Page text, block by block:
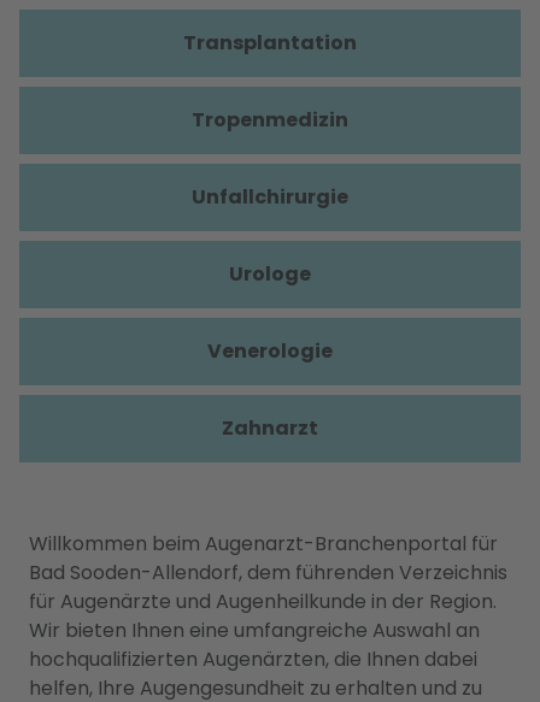
Willkommen beim Augenarzt-Branchenportal für
Bad Sooden-Allendorf, dem führenden Verzeichnis
für Augenärzte und Augenheilkunde in der Region.
Wir bieten Ihnen eine umfangreiche Auswahl an
hochqualifizierten Augenärzten, die Ihnen dabei
helfen, Ihre Augengesundheit zu erhalten und zu
Transplantation
Tropenmedizin
Unfallchirurgie
Urologe
Venerologie
Zahnarzt